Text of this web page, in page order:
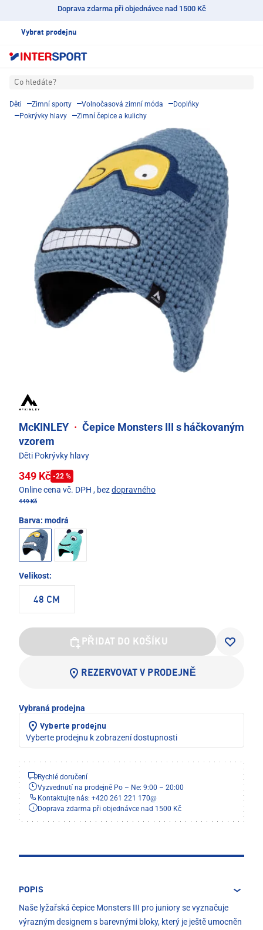
Doprava zdarma při objednávce nad 1500 Kč
Vybrat prodejnu
Co hledáte?
Děti Zimní sporty Volnočasová zimní móda
Doplňky
Pokrývky hlavy
Zimní čepice a kulichy
McKINLEY · Čepice Monsters III s háčkovaným
vzorem
Děti Pokrývky hlavy
349 Kč -22 %
Online cena vč. DPH , bezdopravného
449 Kč
Barva: modrá
Velikost:
48 CM
PŘIDAT DO KOŠÍKU
REZERVOVAT V PRODEJNĚ
Vybraná prodejna
Vyberte prodejnu
Vyberte prodejnu k zobrazení dostupnosti
Rychlé doručení
Vyzvednutí na prodejně Po – Ne: 9:00 – 20:00
Kontaktujte nás: +420 261 221 170@
Doprava zdarma při objednávce nad 1500 Kč
POPIS
Naše lyžařská čepice Monsters III pro juniory se vyznačuje
výrazným designem s barevnými bloky, který je ještě umocněn